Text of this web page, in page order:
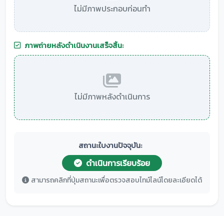
ไม่มีภาพประกอบก่อนทำ
ภาพถ่ายหลังดำเนินงานเสร็จสิ้น:
ไม่มีภาพหลังดำเนินการ
สถานะใบงานปัจจุบัน:
ดำเนินการเรียบร้อย
สามารถคลิกที่ปุ่มสถานะเพื่อตรวจสอบไทม์ไลน์โดยละเอียดได้